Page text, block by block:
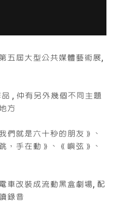
五屆大型公共媒體藝術展,
, 仲有另外幾個不同主題
方
們就是六十秒的朋友》、
，手在動》、《嶼弦》、
車改裝成流動黑盒劇場, 配
錄音